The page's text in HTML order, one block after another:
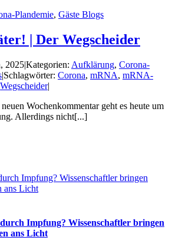
Plandemie, Gäste Blogs
| Der Wegscheider
2025|Kategorien: Aufklärung, Corona-
|Schlagwörter: Corona, mRNA, mRNA-
Wegscheider|
Wochenkommentar geht es heute um
Allerdings nicht[...]
Impfung? Wissenschaftler bringen
ans Licht
durch Impfung? Wissenschaftler bringen
ans Licht